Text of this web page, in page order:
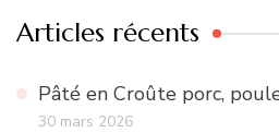
Articles récents
Pâté en Croûte porc,
30 mars 2026